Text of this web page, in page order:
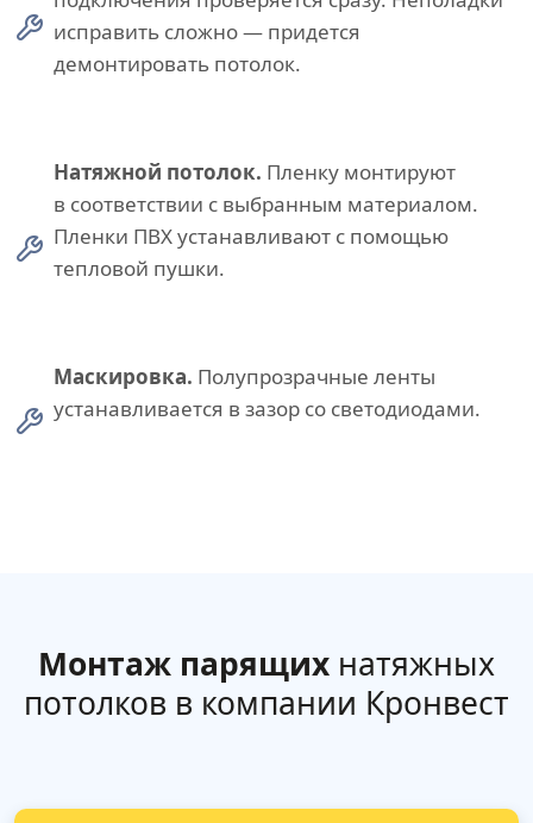
исправить сложно — придется
демонтировать потолок.
Натяжной потолок. Пленку монтируют
в соответствии с выбранным материалом.
Пленки ПВХ устанавливают с помощью
тепловой пушки.
Маскировка. Полупрозрачные ленты
устанавливается в зазор со светодиодами.
Монтаж парящих натяжных
потолков в компании Кронвест